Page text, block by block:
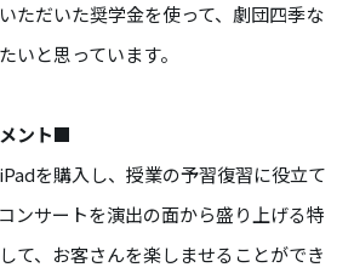
ただいた奨学金を使って、劇団四季な
いと思っています。
ント■
を購入し、授業の予習復習に役立て
ンサートを演出の面から盛り上げる特
て、お客さんを楽しませることができ